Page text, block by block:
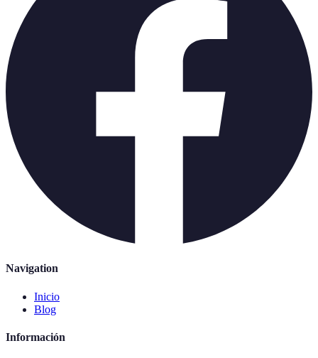
Navigation
Inicio
Blog
Información